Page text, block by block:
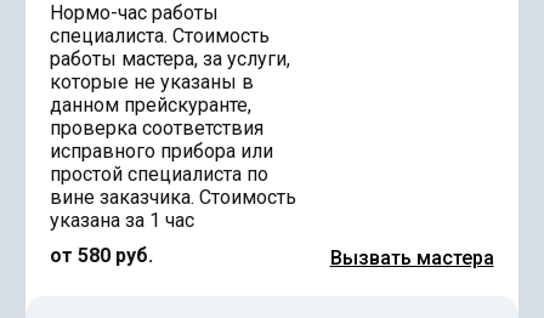
Нормо-час работы
специалиста. Стоимость
работы мастера, за услуги,
которые не указаны в
данном прейскуранте,
проверка соответствия
исправного прибора или
простой специалиста по
вине заказчика. Стоимость
указана за 1 час
от 580 руб.
Вызвать мастера